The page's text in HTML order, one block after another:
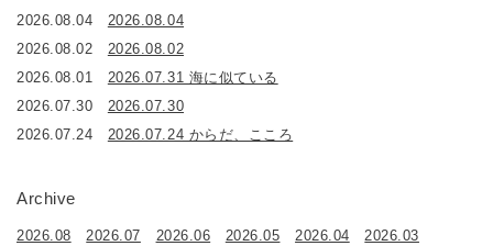
2026.08.04
2026.08.04
2026.08.02
2026.08.02
2026.08.01
2026.07.31 海に似ている
2026.07.30
2026.07.30
2026.07.24
2026.07.24 からだ、こころ
Archive
2026.08 2026.07 2026.06 2026.05 2026.04
2026.03